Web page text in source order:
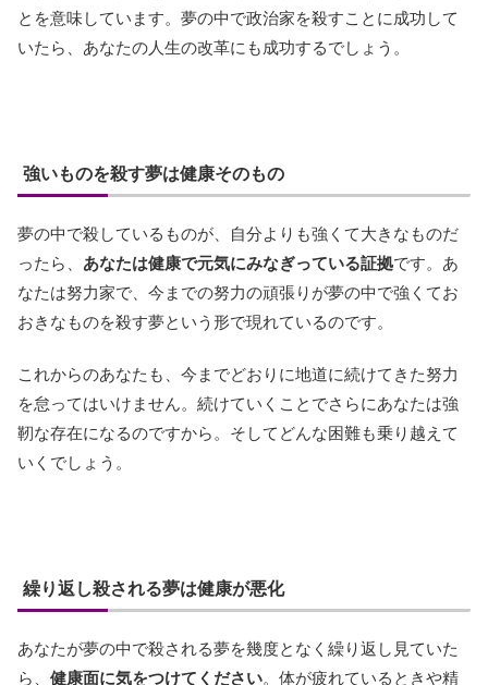
とを意味しています。夢の中で政治家を殺すことに成功して
いたら、あなたの人生の改革にも成功するでしょう。
強いものを殺す夢は健康そのもの
夢の中で殺しているものが、自分よりも強くて大きなものだ
ったら、 あなたは健康で元気にみなぎっている証拠です。あ
なたは努力家で、今までの努力の頑張りが夢の中で強くてお
おきなものを殺す夢という形で現れているのです。
これからのあなたも、今までどおりに地道に続けてきた努力
を怠ってはいけません。続けていくことでさらにあなたは強
靭な存在になるのですから。そしてどんな困難も乗り越えて
いくでしょう。
繰り返し殺される夢は健康が悪化
あなたが夢の中で殺される夢を幾度となく繰り返し見ていた
ら、 健康面に気をつけてください。体が疲れているときや精